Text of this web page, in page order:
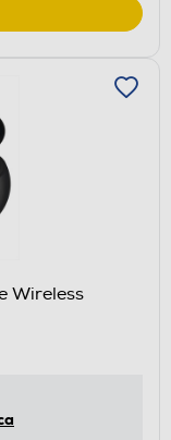
Wireless